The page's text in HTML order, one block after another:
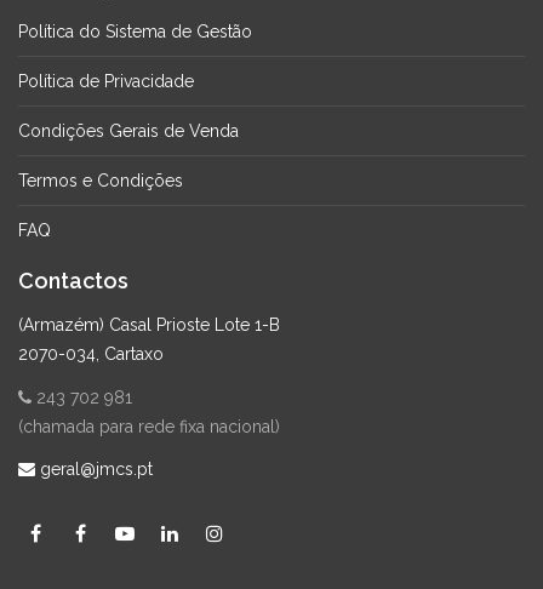
Política do Sistema de Gestão
Política de Privacidade
Condições Gerais de Venda
Termos e Condições
FAQ
Contactos
(Armazém) Casal Prioste Lote 1-B
2070-034, Cartaxo
243 702 981
(chamada para rede fixa nacional)
geral@jmcs.pt